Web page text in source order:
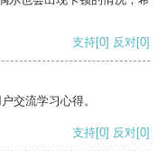
支持[0] 反对[0]
交流学习心得。
支持[0] 反对[0]